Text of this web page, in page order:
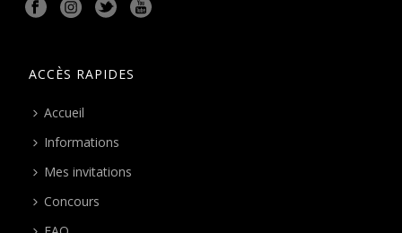
ACCÈS RAPIDES
Accueil
Informations
Mes invitations
Concours